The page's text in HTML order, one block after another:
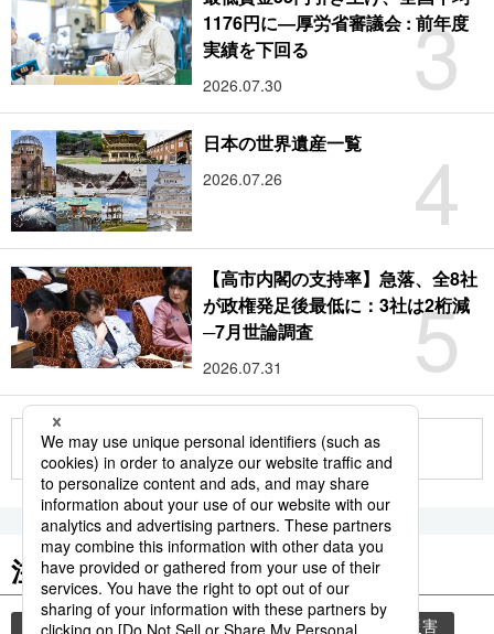
3
1176円に―厚労省審議会 : 前年度
実績を下回る
2026.07.30
4
日本の世界遺産一覧
2026.07.26
5
【高市内閣の支持率】急落、全8社
が政権発足後最低に：3社は2桁減
─7月世論調査
2026.07.31
もっと見る
注目のキーワード
共同通信ニュース 気象・災害 気象庁 災害